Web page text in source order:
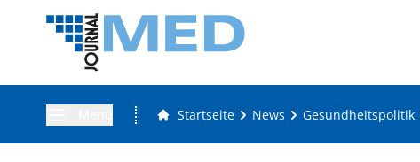
Startseite News Gesundheitspolitik